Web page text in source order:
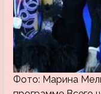
Фото: Марина